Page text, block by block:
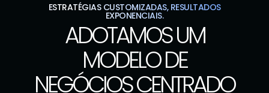
ESTRATÉGIAS CUSTOMIZADAS, RESULTADOS
EXPONENCIAIS.
ADOTAMOS UM
MODELO DE
NEGÓCIOS CENTRADO